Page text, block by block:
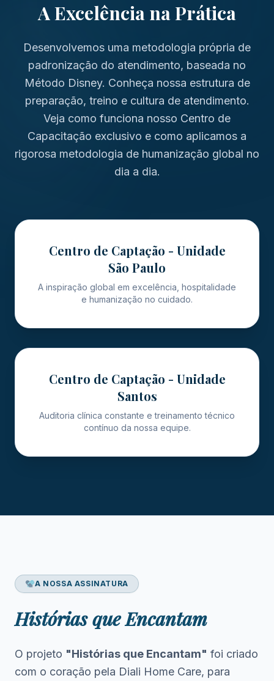
A Excelência na Prática
Desenvolvemos uma metodologia própria de
padronização do atendimento, baseada no
Método Disney. Conheça nossa estrutura de
preparação, treino e cultura de atendimento.
Veja como funciona nosso Centro de
Capacitação exclusivo e como aplicamos a
rigorosa metodologia de humanização global no
dia a dia.
Centro de Captação - Unidade
São Paulo
A inspiração global em excelência, hospitalidade
e humanização no cuidado.
Centro de Captação - Unidade
Santos
Auditoria clínica constante e treinamento técnico
contínuo da nossa equipe.
A NOSSA ASSINATURA
Histórias que Encantam
O projeto "Histórias que Encantam" foi criado
com o coração pela Diali Home Care, para